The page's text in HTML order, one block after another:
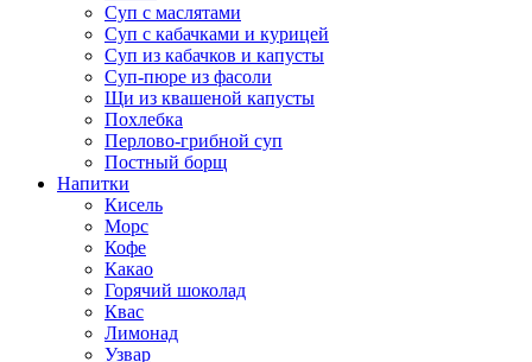
Суп с маслятами
Суп с кабачками и курицей
Суп из кабачков и капусты
Суп-пюре из фасоли
Щи из квашеной капусты
Похлебка
Перлово-грибной суп
Постный борщ
Напитки
Кисель
Морс
Кофе
Какао
Горячий шоколад
Квас
Лимонад
Узвар